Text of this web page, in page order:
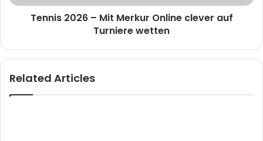
Tennis 2026 – Mit Merkur Online clever auf
Turniere wetten
Related Articles